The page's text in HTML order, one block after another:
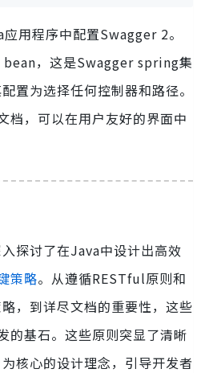
用程序中配置Swagger 2。
，这是Swagger spring集
置为选择任何控制器和路径。
档，可以在用户友好的界面中
探讨了在Java中设计出高效
策略。从遵循RESTful原则和
，到详尽文档的重要性，这些
的基石。这些原则突显了清晰
核心的设计理念，引导开发者